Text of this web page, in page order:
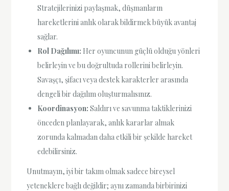
Stratejilerinizi paylaşmak, düşmanların
hareketlerini anlık olarak bildirmek büyük avantaj
sağlar.
Rol Dağılımı: Her oyuncunun güçlü olduğu yönleri
belirleyin ve bu doğrultuda rollerini belirleyin.
Savaşçı, şifacı veya destek karakterler arasında
dengeli bir dağılım oluşturmalısınız.
Koordinasyon: Saldırı ve savunma taktiklerinizi
önceden planlayarak, anlık kararlar almak
zorunda kalmadan daha etkili bir şekilde hareket
edebilirsiniz.
Unutmayın, iyi bir takım olmak sadece bireysel
yeteneklere bağlı değildir; aynı zamanda birbirinizi